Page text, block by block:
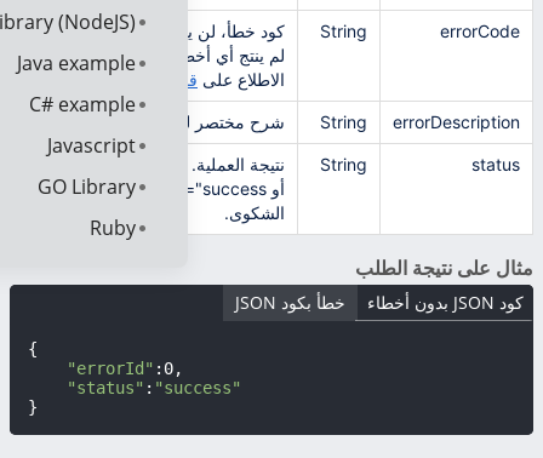
(NodeJS)
Java example
C# example
Javascript
GO Library
Ruby
errorCode
String
كود خطأ، لن يتم تضمين كود خطأإذا
لم ينتج أي أخطاء عن الطلب. يُرجى
الاطلاع على قائمة الأخطاء
errorDescription
String شرح مختصر للخطأ
status
String
نتيجة العملية. إما أن تتلقى رمز خطأ
أو status="success" عند قبول
الشكوى.
مثال على نتيجة الطلب
كود JSON بدون أخطاء خطأ بكود JSON
{
"errorId" :0,
"status" : "success"
}